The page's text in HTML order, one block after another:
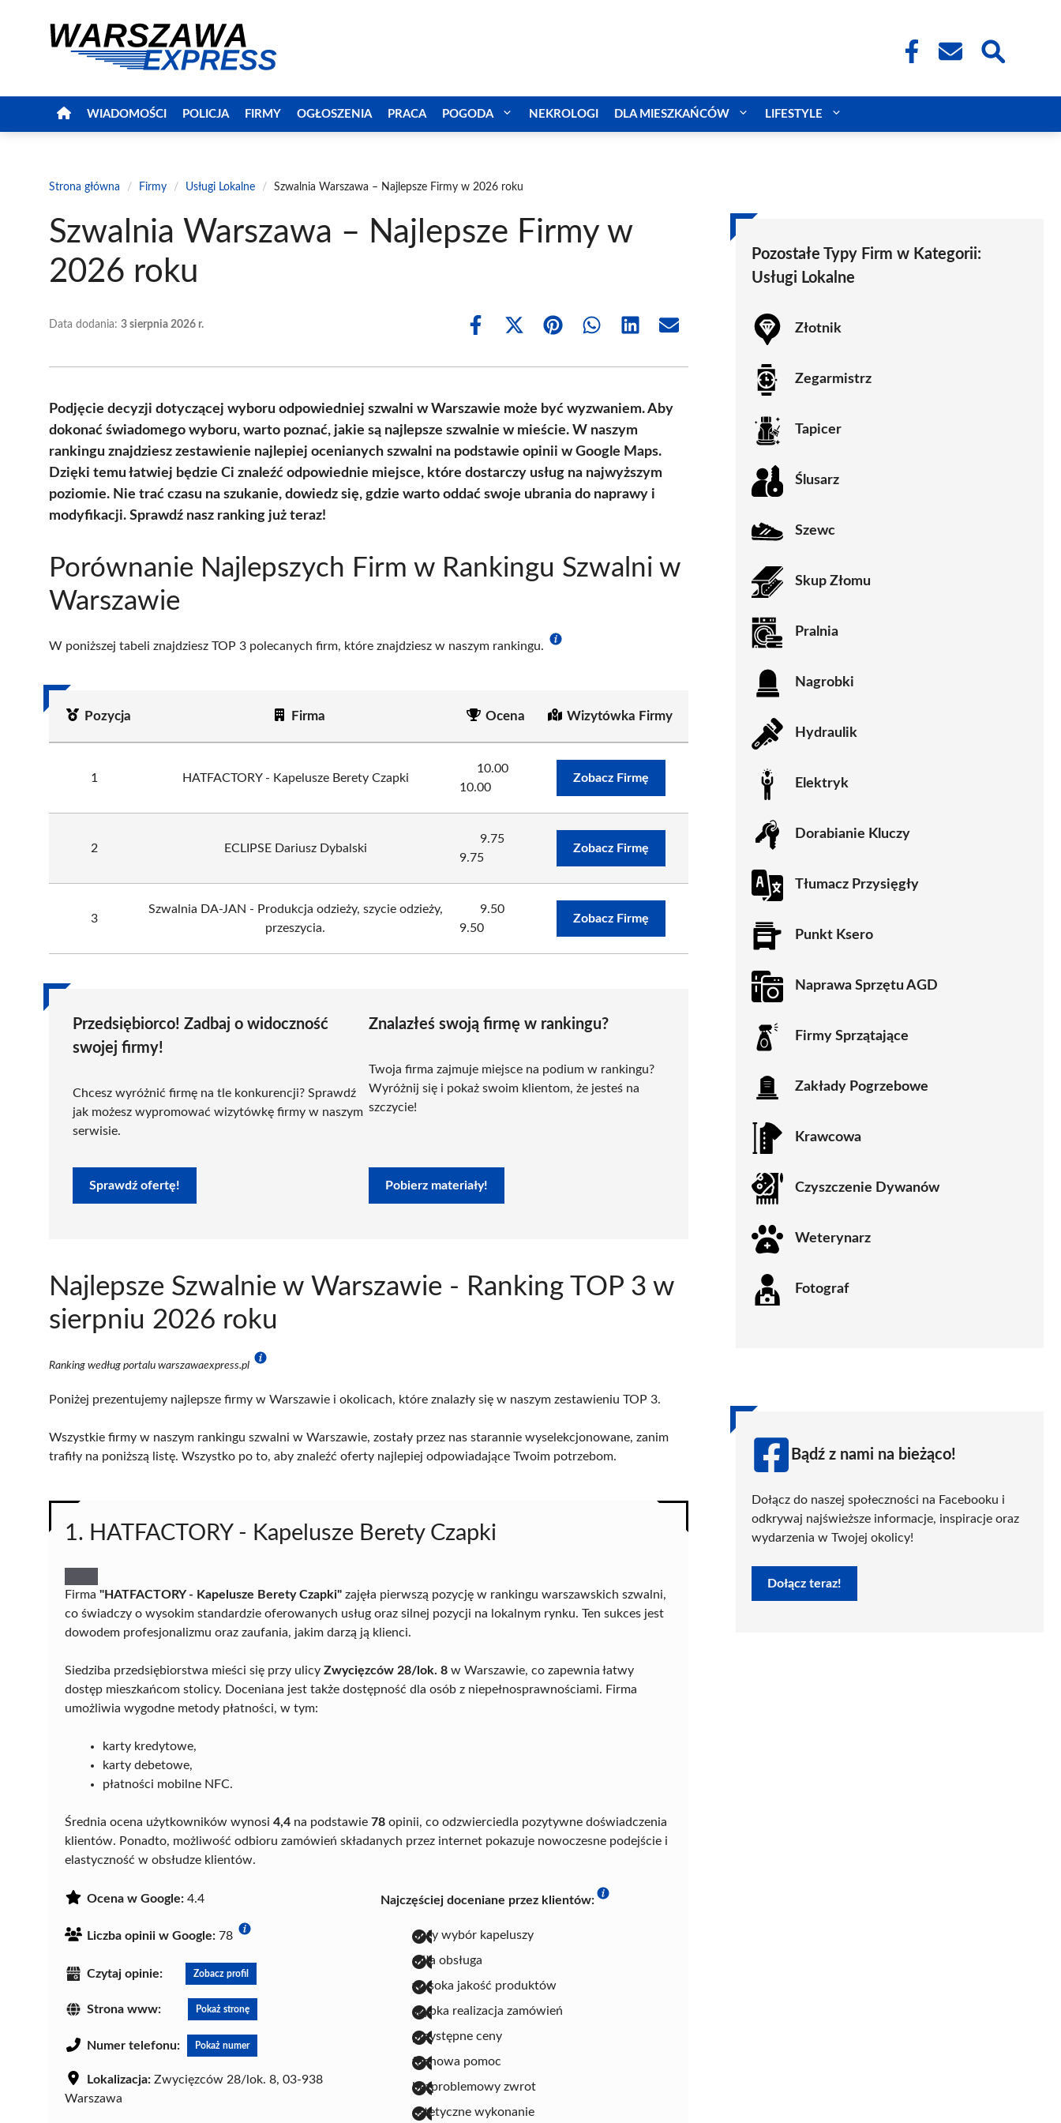
WIADOMOŚCI POLICJA FIRMY OGŁOSZENIA PRACA POGODA NEKROLOGI DLA MIESZKAŃCÓW LIFESTYLE
Strona główna / Firmy / Usługi Lokalne / Szwalnia Warszawa – Najlepsze Firmy w 2026 roku
Szwalnia Warszawa – Najlepsze Firmy w
2026 roku
Data dodania: 3 sierpnia 2026 r.
Share
Share
(Twitter)
Share Share Share Share
Podjęcie decyzji dotyczącej wyboru odpowiedniej szwalni w Warszawie może być wyzwaniem. Aby
dokonać świadomego wyboru, warto poznać, jakie są najlepsze szwalnie w mieście. W naszym
rankingu znajdziesz zestawienie najlepiej ocenianych szwalni na podstawie opinii w Google Maps.
Dzięki temu łatwiej będzie Ci znaleźć odpowiednie miejsce, które dostarczy usług na najwyższym
poziomie. Nie trać czasu na szukanie, dowiedz się, gdzie warto oddać swoje ubrania do naprawy i
modyfikacji. Sprawdź nasz ranking już teraz!
Porównanie Najlepszych Firm w Rankingu Szwalni w
Warszawie
W poniższej tabeli znajdziesz TOP 3 polecanych firm, które znajdziesz w naszym rankingu.
Pozycja Firma Ocena Wizytówka Firmy
1 HATFACTORY - Kapelusze Berety Czapki
10.00
10.00
Zobacz Firmę
2 ECLIPSE Dariusz Dybalski
9.75
9.75
Zobacz Firmę
3
Szwalnia DA-JAN - Produkcja odzieży, szycie odzieży,
przeszycia.
9.50
9.50
Zobacz Firmę
Przedsiębiorco! Zadbaj o widoczność
swojej firmy!
Chcesz wyróżnić firmę na tle konkurencji? Sprawdź
jak możesz wypromować wizytówkę firmy w naszym
serwisie.
Sprawdź ofertę!
Znalazłeś swoją firmę w rankingu?
Twoja firma zajmuje miejsce na podium w rankingu?
Wyróżnij się i pokaż swoim klientom, że jesteś na
szczycie!
Pobierz materiały!
Najlepsze Szwalnie w Warszawie - Ranking TOP 3 w
sierpniu 2026 roku
Ranking według portalu warszawaexpress.pl
Poniżej prezentujemy najlepsze firmy w Warszawie i okolicach, które znalazły się w naszym zestawieniu TOP 3.
Wszystkie firmy w naszym rankingu szwalni w Warszawie, zostały przez nas starannie wyselekcjonowane, zanim
trafiły na poniższą listę. Wszystko po to, aby znaleźć oferty najlepiej odpowiadające Twoim potrzebom.
1. HATFACTORY - Kapelusze Berety Czapki
Firma "HATFACTORY - Kapelusze Berety Czapki" zajęła pierwszą pozycję w rankingu warszawskich szwalni,
co świadczy o wysokim standardzie oferowanych usług oraz silnej pozycji na lokalnym rynku. Ten sukces jest
dowodem profesjonalizmu oraz zaufania, jakim darzą ją klienci.
Siedziba przedsiębiorstwa mieści się przy ulicy Zwycięzców 28/lok. 8 w Warszawie, co zapewnia łatwy
dostęp mieszkańcom stolicy. Doceniana jest także dostępność dla osób z niepełnosprawnościami. Firma
umożliwia wygodne metody płatności, w tym:
karty kredytowe,
karty debetowe,
płatności mobilne NFC.
Średnia ocena użytkowników wynosi 4,4 na podstawie 78 opinii, co odzwierciedla pozytywne doświadczenia
klientów. Ponadto, możliwość odbioru zamówień składanych przez internet pokazuje nowoczesne podejście i
elastyczność w obsłudze klientów.
Ocena w Google: 4.4
Liczba opinii w Google: 78
Czytaj opinie: Zobacz profil
Strona www: Pokaż stronę
Numer telefonu: Pokaż numer
Lokalizacja: Zwycięzców 28/lok. 8, 03-938
Warszawa
Najczęściej doceniane przez klientów:
duży wybór kapeluszy
miła obsługa
wysoka jakość produktów
szybka realizacja zamówień
przystępne ceny
fachowa pomoc
bezproblemowy zwrot
estetyczne wykonanie
Pozostałe Typy Firm w Kategorii:
Usługi Lokalne
Złotnik
Zegarmistrz
Tapicer
Ślusarz
Szewc
Skup Złomu
Pralnia
Nagrobki
Hydraulik
Elektryk
Dorabianie Kluczy
Tłumacz Przysięgły
Punkt Ksero
Naprawa Sprzętu AGD
Firmy Sprzątające
Zakłady Pogrzebowe
Krawcowa
Czyszczenie Dywanów
Weterynarz
Fotograf
Bądź z nami na bieżąco!
Dołącz do naszej społeczności na Facebooku i
odkrywaj najświeższe informacje, inspiracje oraz
wydarzenia w Twojej okolicy!
Dołącz teraz!